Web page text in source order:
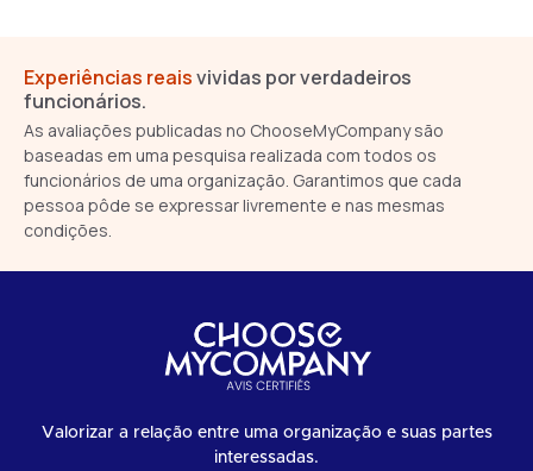
Experiências reaisvividas por verdadeiros
funcionários.
As avaliações publicadas no ChooseMyCompany são
baseadas em uma pesquisa realizada com todos os
funcionários de uma organização. Garantimos que cada
pessoa pôde se expressar livremente e nas mesmas
condições.
Valorizar a relação entre uma organização e suas partes
interessadas.